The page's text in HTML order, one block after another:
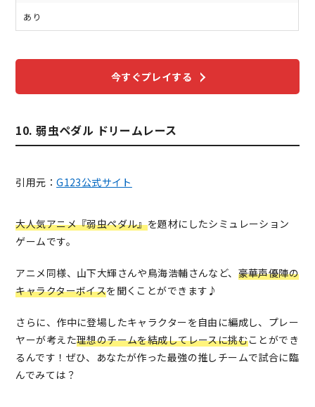
あり
今すぐプレイする
10. 弱虫ペダル ドリームレース
引用元：G123公式サイト
大人気アニメ『弱虫ペダル』を題材にしたシミュレーション
ゲームです。
アニメ同様、山下大輝さんや鳥海浩輔さんなど、 豪華声優陣の
キャラクターボイスを聞くことができます♪
さらに、作中に登場したキャラクターを自由に編成し、プレー
ヤーが考えた理想のチームを結成してレースに挑むことができ
るんです！ぜひ、あなたが作った最強の推しチームで試合に臨
んでみては？